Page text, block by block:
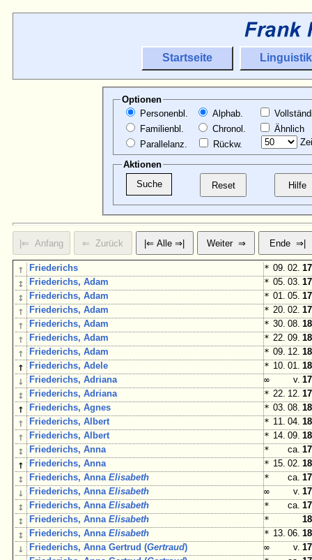
Startseite Linguistik
Optionen
Personenbl.
Familienbl.
Parallelanz.
Alphab.
Chronol.
Rückw.
Ähnlich
Aktionen
↑ Friederichs * 09. 02.
↕ Friederichs, Adam * 05. 03.
↕ Friederichs, Adam * 01. 05.
↑ Friederichs, Adam * 20. 02.
↑ Friederichs, Adam * 30. 08.
↑ Friederichs, Adam * 22. 09.
↑ Friederichs, Adam * 09. 12.
↑ Friederichs, Adele * 10. 01.
↓ Friederichs, Adriana ∞ v.
↕ Friederichs, Adriana * 22. 12.
↑ Friederichs, Agnes * 03. 08.
↑ Friederichs, Albert * 11. 04.
↑ Friederichs, Albert * 14. 09.
↕ Friederichs, Anna * ca.
↑ Friederichs, Anna * 15. 02.
↕ Friederichs, AnnaElisabeth * ca.
↓ Friederichs, AnnaElisabeth ∞ v.
↕ Friederichs, AnnaElisabeth * ca.
↕ Friederichs, AnnaElisabeth *
↕ Friederichs, AnnaElisabeth * 13. 06.
↓ Friederichs, Anna Gertrud (Gertraud) ∞ v.